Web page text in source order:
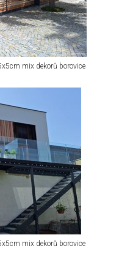
mix dekorů borovice
mix dekorů borovice